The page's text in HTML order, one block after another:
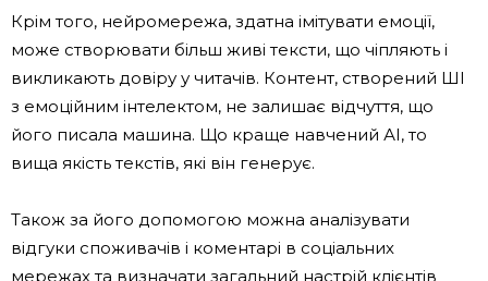
Крім того, нейромережа, здатна імітувати емоції,
може створювати більш живі тексти, що чіпляють і
викликають довіру у читачів. Контент, створений ШІ
з емоційним інтелектом, не залишає відчуття, що
його писала машина. Що краще навчений АІ, то
вища якість текстів, які він генерує.
Також за його допомогою можна аналізувати
відгуки споживачів і коментарі в соціальних
мережах та визначати загальний настрій клієнтів